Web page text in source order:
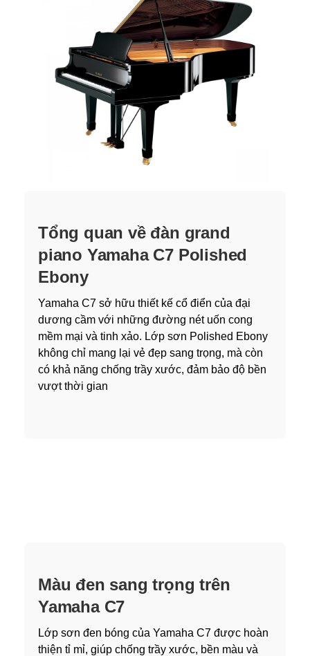
Tổng quan về đàn grand
piano Yamaha C7 Polished
Ebony
Yamaha C7 sở hữu thiết kế cổ điển của đại
dương cầm với những đường nét uốn cong
mềm mại và tinh xảo. Lớp sơn Polished Ebony
không chỉ mang lại vẻ đẹp sang trọng, mà còn
có khả năng chống trầy xước, đảm bảo độ bền
vượt thời gian
Màu đen sang trọng trên
Yamaha C7
Lớp sơn đen bóng của Yamaha C7 được hoàn
thiện tỉ mỉ, giúp chống trầy xước, bền màu và